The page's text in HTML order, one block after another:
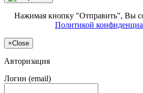
Нажимая кнопку "Отправить", Вы
Политикой
×Close
Авторизация
Логин (email)